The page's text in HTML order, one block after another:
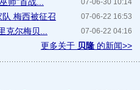
07-06-30 10:14
07-06-22 16:53
梅西被征召
07-06-22 04:16
克尔梅贝...
更多关于 贝隆 的新闻>>